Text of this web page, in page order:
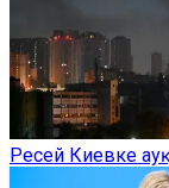
Ресей Киевке